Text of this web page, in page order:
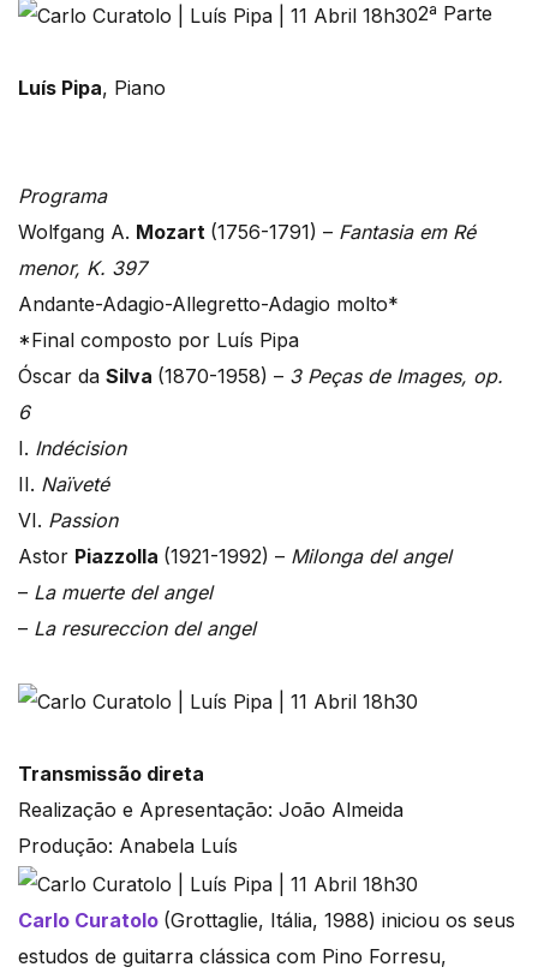
2ª Parte
Luís Pipa, Piano
Programa
Wolfgang A. Mozart (1756-1791) – Fantasia em Ré
menor, K. 397
Andante-Adagio-Allegretto-Adagio molto*
*Final composto por Luís Pipa
Óscar da Silva (1870-1958) – 3 Peças de Images, op.
6
I. Indécision
II. Naïveté
VI. Passion
Astor Piazzolla (1921-1992) – Milonga del angel
– La muerte del angel
– La resureccion del angel
Transmissão direta
Realização e Apresentação: João Almeida
Produção: Anabela Luís
Carlo Curatolo (Grottaglie, Itália, 1988) iniciou os seus
estudos de guitarra clássica com Pino Forresu,